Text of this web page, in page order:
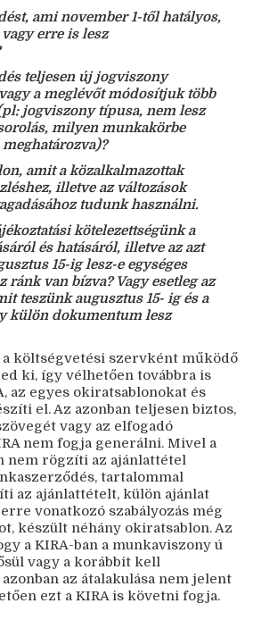
ami november 1-től hatályos,
erre is lesz
teljesen új jogviszony
a meglévőt módosítjuk több
jogviszony típusa, nem lesz
milyen munkakörbe
amit a közalkalmazottak
illetve az változások
tudunk használni.
kötelezettségünk a
és hatásáról, illetve az azt
15-ig lesz-e egységes
ránk van bízva? Vagy esetleg az
teszünk augusztus 15- ig és a
külön dokumentum lesz
a költségvetési szervként működő
ki, így vélhetően továbbra is
az egyes okiratsablonokat és
el. Az azonban teljesen biztos,
vagy az elfogadó
nem fogja generálni. Mivel a
nem rögzíti az ajánlattétel
tartalommal
az ajánlattételt, külön ajánlat
vonatkozó szabályozás még
készült néhány okiratsablon. Az
a KIRA-ban a munkaviszony ú
vagy a korábbit kell
az átalakulása nem jelent
ezt a KIRA is követni fogja.